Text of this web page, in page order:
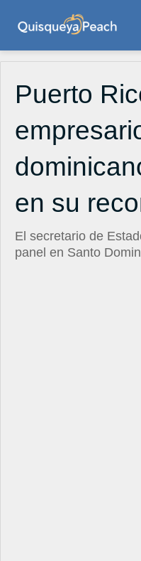
Puerto
en su
El secretario de
panel en Santo